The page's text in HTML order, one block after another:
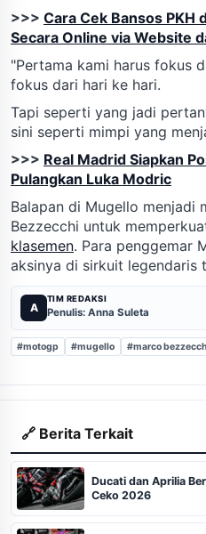
>>> Cara Cek Bansos PKH
Secara Online via Website
"Pertama kami harus fokus
fokus dari hari ke hari.
Tapi seperti yang jadi
sini seperti mimpi yang
>>> Real Madrid Siapkan
Pulangkan Luka Modric
Balapan di Mugello menjadi
Bezzecchi untuk
klasemen. Para penggemar
aksinya di sirkuit legendaris
A
TIM REDAKSI
Penulis: Anna Suleta
#motogp #mugello #marco
🔗 Berita Terkait
Ducati dan Aprilia
Ceko 2026